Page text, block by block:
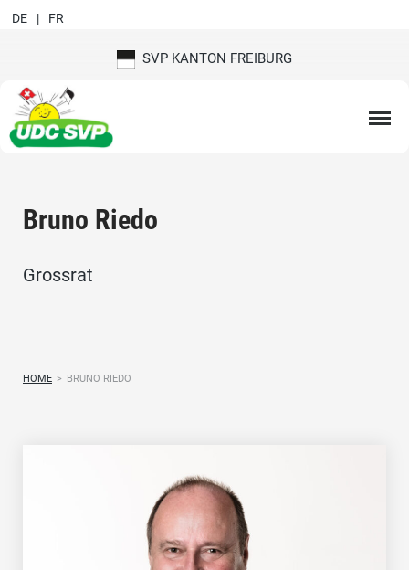
SVP KANTON FREIBURG
DE FR
Bruno Riedo
Grossrat
HOME > BRUNO RIEDO